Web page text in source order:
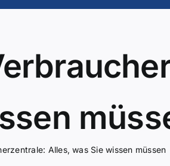
Alles, was Sie wissen müssen